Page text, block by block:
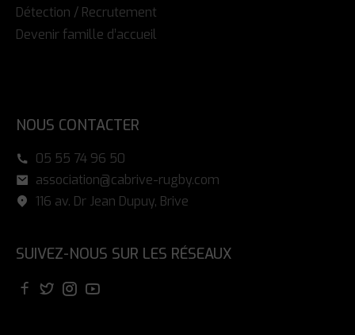
Détection / Recrutement
Devenir famille d’accueil
NOUS CONTACTER
05 55 74 96 50
association@cabrive-rugby.com
116 av. Dr Jean Dupuy, Brive
SUIVEZ-NOUS SUR LES RÉSEAUX